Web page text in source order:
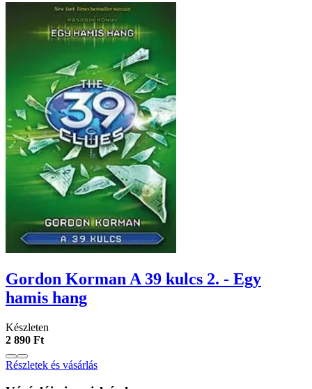
Gordon Korman A 39 kulcs 2. - Egy
hamis hang
Készleten
2 890 Ft
Részletek és vásárlás